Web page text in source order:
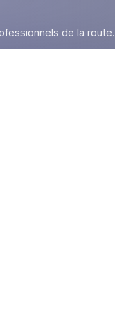
de la route.